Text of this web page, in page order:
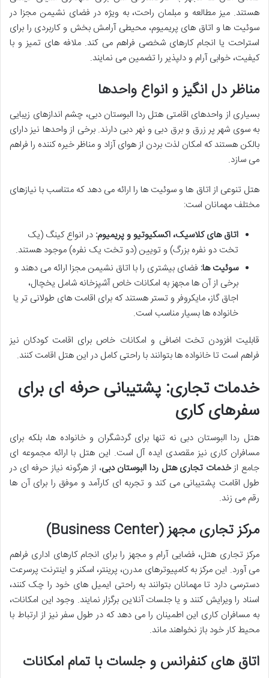
هستند. میز مطالعه و مبلمان راحت، به ویژه در فضای نشیمن مجزا در
سوئیت ها و اتاق های پریمیوم، محیطی آرامش بخش و کاربردی را برای
استراحت یا انجام کارهای شخصی فراهم می کند. ملافه های تمیز و با
کیفیت، خوابی آرام و دلپذیر را تضمین می نمایند.
مناظر دل انگیز و انواع واحدها
بسیاری از واحدهای اقامتی هتل ردا البوستان دبی، چشم اندازهای زیبایی
به سوی شهر پر زرق و برق دبی و نهر دبی دارند. برخی از واحدها نیز دارای
بالکن هستند که امکان لذت بردن از هوای آزاد و مناظر خیره کننده را فراهم
می سازد.
هتل تنوعی از اتاق ها و سوئیت ها را ارائه می دهد که متناسب با نیازهای
مختلف مهمانان است:
اتاق های کلاسیک، اکسکیوتیو و پریمیوم: در انواع کینگ (یک
تخت دو نفره بزرگ) و تویین (دو تخت یک نفره) موجود هستند.
سوئیت ها: فضای بیشتری را با اتاق نشیمن مجزا ارائه می دهند و
برخی از آن ها مجهز به امکانات خاص آشپزخانه شامل یخچال،
اجاق گاز، مایکروفر و تستر هستند که برای اقامت های طولانی تر یا
خانواده ها بسیار مناسب است.
قابلیت افزودن تخت اضافی و امکانات خاص برای اقامت کودکان نیز
فراهم است تا خانواده ها بتوانند با راحتی کامل در این هتل اقامت کنند.
خدمات تجاری: پشتیبانی حرفه ای برای
سفرهای کاری
هتل ردا البوستان دبی نه تنها برای گردشگران و خانواده ها، بلکه برای
مسافران کاری نیز مقصدی ایده آل است. این هتل با ارائه مجموعه ای
جامع ازخدمات تجاری هتل ردا البوستان دبی، از هرگونه نیاز حرفه ای در
طول اقامت پشتیبانی می کند و تجربه ای کارآمد و موفق را برای آن ها
رقم می زند.
مرکز تجاری مجهز (Business Center)
مرکز تجاری هتل، فضایی آرام و مجهز را برای انجام کارهای اداری فراهم
می آورد. این مرکز به کامپیوترهای مدرن، پرینتر، اسکنر و اینترنت پرسرعت
دسترسی دارد تا مهمانان بتوانند به راحتی ایمیل های خود را چک کنند،
اسناد را ویرایش کنند و یا جلسات آنلاین برگزار نمایند. وجود این امکانات،
به مسافران کاری این اطمینان را می دهد که در طول سفر نیز از ارتباط با
محیط کار خود باز نخواهند ماند.
اتاق های کنفرانس و جلسات با تمام امکانات